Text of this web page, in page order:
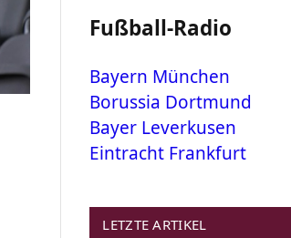
Fußball-Radio
Bayern München
Borussia Dortmund
Bayer Leverkusen
Eintracht Frankfurt
LETZTE ARTIKEL